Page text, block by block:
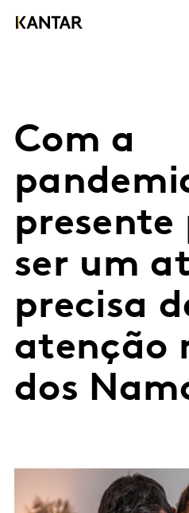
Com a
presente
ser um
precisa
atenção
dos